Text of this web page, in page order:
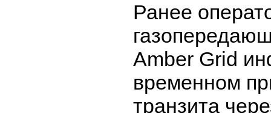
Ранее
Amber Grid
временном
транзита